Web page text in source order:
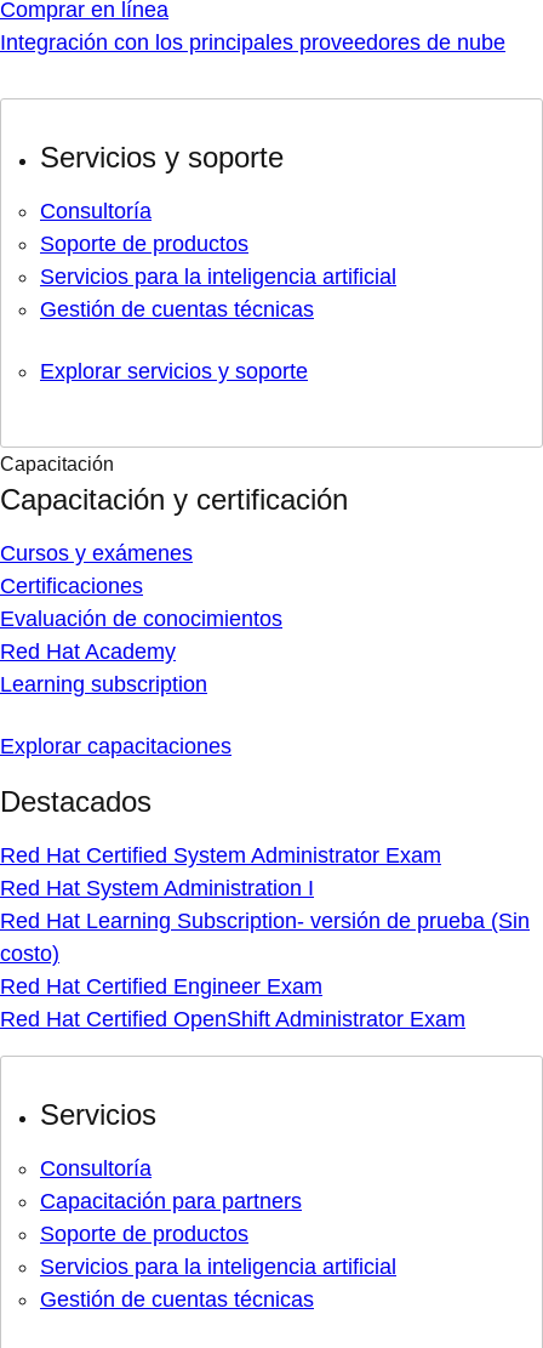
Comprar en línea
Integración con los principales proveedores de nube
Servicios y soporte
Consultoría
Soporte de productos
Servicios para la inteligencia artificial
Gestión de cuentas técnicas
Explorar servicios y soporte
Capacitación
Capacitación y certificación
Cursos y exámenes
Certificaciones
Evaluación de conocimientos
Red Hat Academy
Learning subscription
Explorar capacitaciones
Destacados
Red Hat Certified System Administrator Exam
Red Hat System Administration I
Red Hat Learning Subscription- versión de prueba (Sin
costo)
Red Hat Certified Engineer Exam
Red Hat Certified OpenShift Administrator Exam
Servicios
Consultoría
Capacitación para partners
Soporte de productos
Servicios para la inteligencia artificial
Gestión de cuentas técnicas